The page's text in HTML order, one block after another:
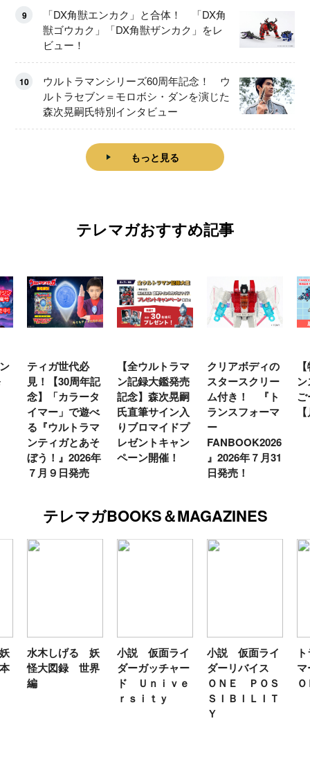
9
「DX角獣エンカク」と合体！ 「DX角
獣ゴウカク」「DX角獣ザンカク」をレ
ビュー！
10
ウルトラマンシリーズ60周年記念！ ウ
ルトラセブン＝モロボシ・ダンを演じた
森次晃嗣氏特別インタビュー
もっと見る
テレマガおすすめ記事
ティガ世代必
見！【30周年記
念】「カラータ
イマー」で遊べ
る『ウルトラマ
ンティガとあそ
ぼう！』2026年
７月９日発売
【全ウルトラマ
ン記録大鑑発売
記念】森次晃嗣
氏直筆サイン入
りブロマイドプ
レゼントキャン
ペーン開催！
クリアボディの
スタースクリー
ム付き！ 『ト
ランスフォーマ
ー
FANBOOK2026
』2026年７月31
日発売！
テレマガBOOKS＆MAGAZINES
水木しげる 妖
怪大図録 世界
編
小説 仮面ライ
ダーガッチャー
ド Ｕｎｉｖｅ
ｒｓｉｔｙ
小説 仮面ライ
ダーリバイス
ＯＮＥ ＰＯＳ
ＳＩＢＩＬＩＴ
Ｙ